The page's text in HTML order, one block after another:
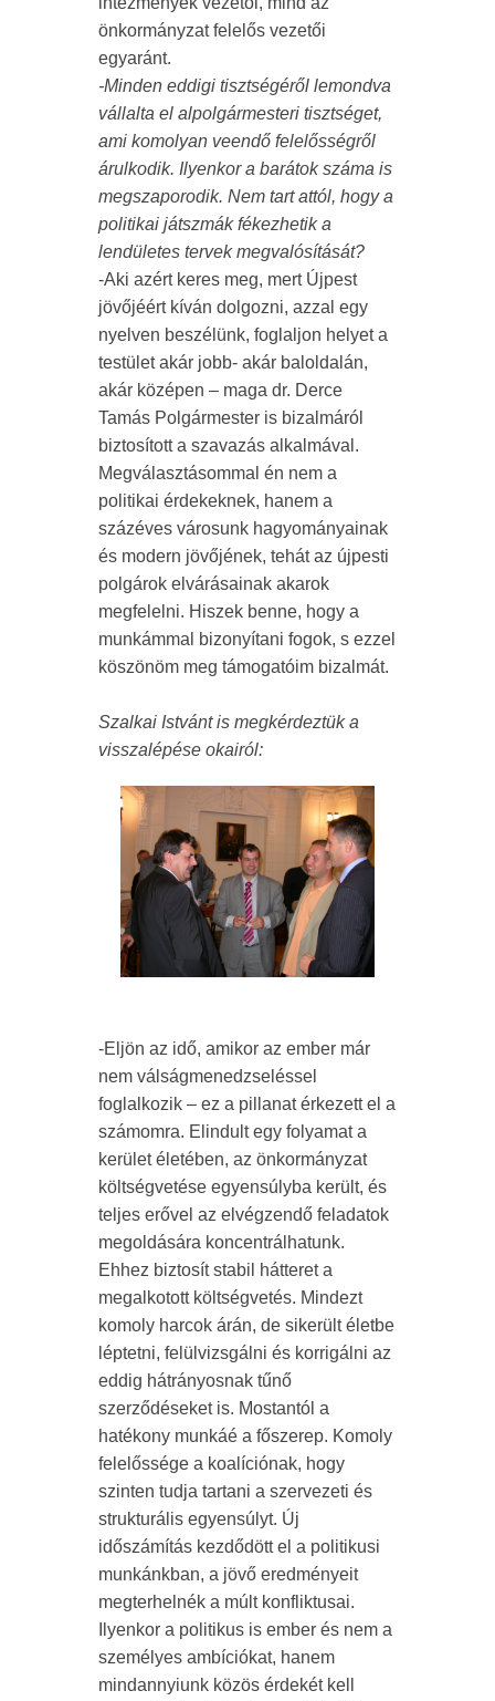
önkormányzat felelős vezetői
egyaránt.
-Minden eddigi tisztségéről lemondva
vállalta el alpolgármesteri tisztséget,
ami komolyan veendő felelősségről
árulkodik. Ilyenkor a barátok száma is
megszaporodik. Nem tart attól, hogy a
politikai játszmák fékezhetik a
lendületes tervek megvalósítását?
-Aki azért keres meg, mert Újpest
jövőjéért kíván dolgozni, azzal egy
nyelven beszélünk, foglaljon helyet a
testület akár jobb- akár baloldalán,
akár középen – maga dr. Derce
Tamás Polgármester is bizalmáról
biztosított a szavazás alkalmával.
Megválasztásommal én nem a
politikai érdekeknek, hanem a
százéves városunk hagyományainak
és modern jövőjének, tehát az újpesti
polgárok elvárásainak akarok
megfelelni. Hiszek benne, hogy a
munkámmal bizonyítani fogok, s ezzel
köszönöm meg támogatóim bizalmát.
Szalkai Istvánt is megkérdeztük a
visszalépése okairól:
-Eljön az idő, amikor az ember már
nem válságmenedzseléssel
foglalkozik – ez a pillanat érkezett el a
számomra. Elindult egy folyamat a
kerület életében, az önkormányzat
költségvetése egyensúlyba került, és
teljes erővel az elvégzendő feladatok
megoldására koncentrálhatunk.
Ehhez biztosít stabil hátteret a
megalkotott költségvetés. Mindezt
komoly harcok árán, de sikerült életbe
léptetni, felülvizsgálni és korrigálni az
eddig hátrányosnak tűnő
szerződéseket is. Mostantól a
hatékony munkáé a főszerep. Komoly
felelőssége a koalíciónak, hogy
szinten tudja tartani a szervezeti és
strukturális egyensúlyt. Új
időszámítás kezdődött el a politikusi
munkánkban, a jövő eredményeit
megterhelnék a múlt konfliktusai.
Ilyenkor a politikus is ember és nem a
személyes ambíciókat, hanem
mindannyiunk közös érdekét kell